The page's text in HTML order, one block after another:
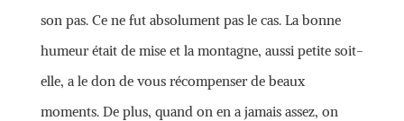
son pas. Ce ne fut absolument pas le cas. La bonne
humeur était de mise et la montagne, aussi petite soit-
elle, a le don de vous récompenser de beaux
moments. De plus, quand on en a jamais assez, on